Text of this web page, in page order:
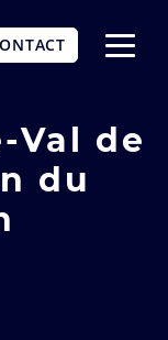
Val de
du